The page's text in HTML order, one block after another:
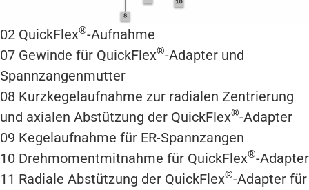
02 QuickFlex®-Aufnahme
07 Gewinde für QuickFlex®-Adapter und
Spannzangenmutter
08 Kurzkegelaufnahme zur radialen Zentrierung
und axialen Abstützung der QuickFlex®-Adapter
09 Kegelaufnahme für ER-Spannzangen
10 Drehmomentmitnahme für QuickFlex®-Adapter
11 Radiale Abstützung der QuickFlex®-Adapter für